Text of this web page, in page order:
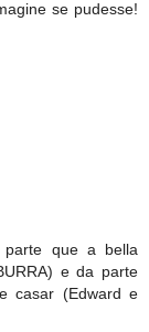
se pudesse!
que a bella
e da parte
casar (Edward e